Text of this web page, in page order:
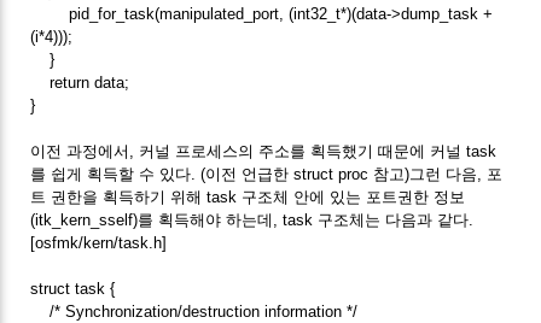
pid_for_task(manipulated_port, (int32_t*)(data->dump_task +
(i*4)));
}
return data;
}
이전 과정에서, 커널 프로세스의 주소를 획득했기 때문에 커널 task
를 쉽게 획득할 수 있다. (이전 언급한 struct proc 참고)그런 다음, 포
트 권한을 획득하기 위해 task 구조체 안에 있는 포트권한 정보
(itk_kern_sself)를 획득해야 하는데, task 구조체는 다음과 같다.
[osfmk/kern/task.h]
struct task {
/* Synchronization/destruction information */